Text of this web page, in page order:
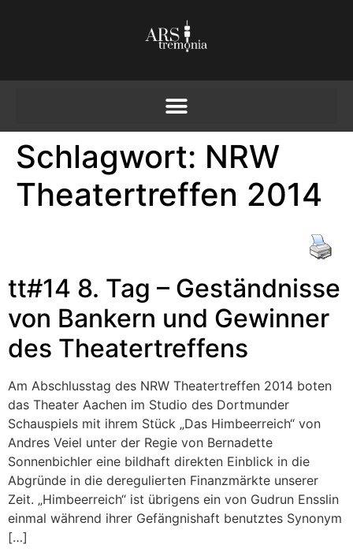
Schlagwort: NRW
Theatertreffen 2014
tt#14 8. Tag – Geständnisse
von Bankern und Gewinner
des Theatertreffens
Am Abschlusstag des NRW Theatertreffen 2014 boten
das Theater Aachen im Studio des Dortmunder
Schauspiels mit ihrem Stück „Das Himbeerreich“ von
Andres Veiel unter der Regie von Bernadette
Sonnenbichler eine bildhaft direkten Einblick in die
Abgründe in die deregulierten Finanzmärkte unserer
Zeit. „Himbeerreich“ ist übrigens ein von Gudrun Ensslin
einmal während ihrer Gefängnishaft benutztes Synonym
[…]